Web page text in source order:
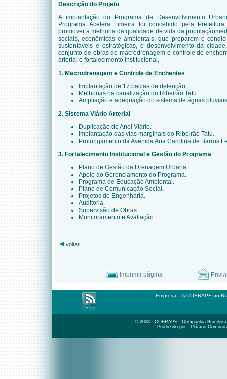
Descrição do Projeto
A implantação do Programa de Desenvolvimento
Programa Acelera Limeira foi concebido pela
promover a melhoria da qualidade de vida da
sociais, econômicas e ambientais, que preparem e
sustentáveis e estratégicas, o desenvolvimento da
conjunto de obras de macrodrenagem e controle de
arterial e fortalecimento institucional,
1. Macrodrenagem e Controle de Enchentes
Implantação de 17 bacias de detenção.
Melhorias na canalização do Ribeirão Tatu.
Ampliação e adequação do sistema de águas
2. Sistema Viário Arterial
Duplicação do Anel Viário.
Implantação das vias marginais do Ribeirão Tatu.
Prolongamento da Avenida Ana Carolina de Barros
3. Fortalecimento Institucional e Gestão do Programa
Plano de Gestão da Drenagem Urbana.
Apoio ao Gerenciamento do Programa.
Programa de Educação Ambiental.
Plano de Comunicação Social.
Projetos de Engenharia.
Auditoria.
Supervisão de Obras
Monitoramento e Avaliação.
voltar
Imprimir página
Empresa | A COBRAPE no
© 2008 - COBRAPE - Companhia
Produzido por - Plátano